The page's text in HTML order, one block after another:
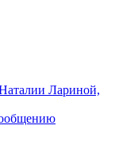
Лариной,